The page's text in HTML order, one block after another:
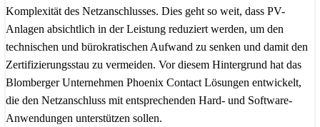
Komplexität des Netzanschlusses. Dies geht so weit, dass PV-
Anlagen absichtlich in der Leistung reduziert werden, um den
technischen und bürokratischen Aufwand zu senken und damit den
Zertifizierungsstau zu vermeiden. Vor diesem Hintergrund hat das
Blomberger Unternehmen Phoenix Contact Lösungen entwickelt,
die den Netzanschluss mit entsprechenden Hard- und Software-
Anwendungen unterstützen sollen.